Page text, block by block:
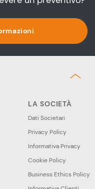
LA SOCIETÀ
Dati Societari
Privacy Policy
Informativa Privacy
Cookie Policy
Business Ethics Policy